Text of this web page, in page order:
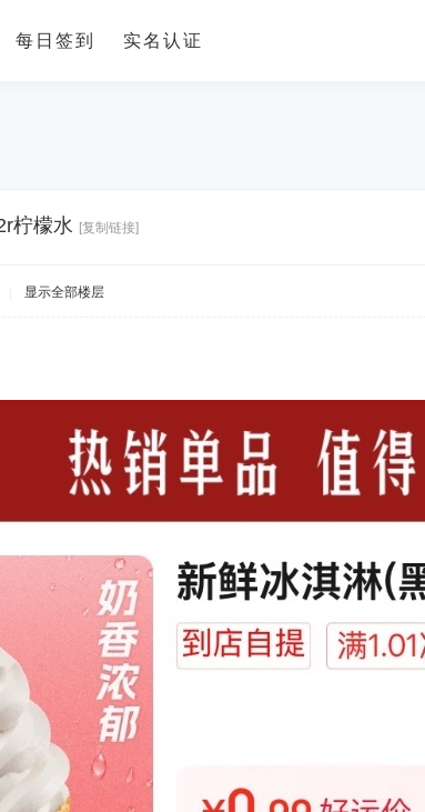
每日签到 实名认证
柠檬水 [复制链接]
显示全部楼层